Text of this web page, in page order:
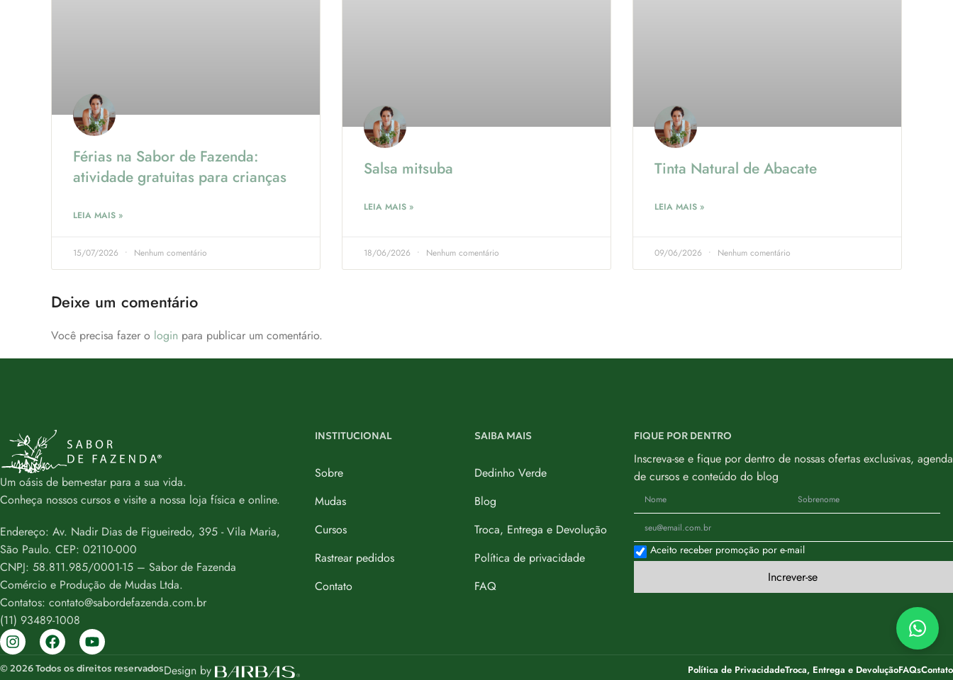
Férias na Sabor de Fazenda:
atividade gratuitas para crianças
LEIA MAIS »
15/07/2026 Nenhum comentário
Salsa mitsuba
LEIA MAIS »
18/06/2026 Nenhum comentário
Tinta Natural de Abacate
LEIA MAIS »
09/06/2026 Nenhum comentário
Deixe um comentário
Você precisa fazer o login para publicar um comentário.
Um oásis de bem-estar para a sua vida.
Conheça nossos cursos e visite a nossa loja física e online.
Endereço: Av. Nadir Dias de Figueiredo, 395 - Vila Maria,
São Paulo. CEP: 02110-000
CNPJ: 58.811.985/0001-15 – Sabor de Fazenda
Comércio e Produção de Mudas Ltda.
Contatos: contato@sabordefazenda.com.br
(11) 93489-1008
INSTITUCIONAL
Sobre
Mudas
Cursos
Rastrear pedidos
Contato
SAIBA MAIS
Dedinho Verde
Blog
Troca, Entrega e Devolução
Política de privacidade
FAQ
FIQUE POR DENTRO
Inscreva-se e fique por dentro de nossas ofertas exclusivas, agenda
de cursos e conteúdo do blog
Aceito receber promoção por e-mail
Increver-se
© 2026 Todos os direitos reservadosDesign by Política de PrivacidadeTroca, Entrega e DevoluçãoFAQsContato